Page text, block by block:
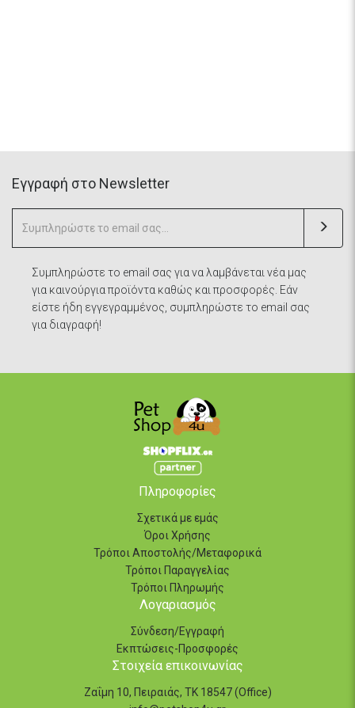
Eγγραφή στο Newsletter
Συμπληρώστε το email σας για να λαμβάνεται νέα μας
για καινούργια προϊόντα καθώς και προσφορές. Εάν
είστε ήδη εγγεγραμμένος, συμπληρώστε το email σας
για διαγραφή!
Πληροφορίες
Σχετικά με εμάς
Όροι Χρήσης
Τρόποι Αποστολής/Μεταφορικά
Τρόποι Παραγγελίας
Τρόποι Πληρωμής
Λογαριασμός
Σύνδεση/Εγγραφή
Εκπτώσεις-Προσφορές
Στοιχεία επικοινωνίας
Ζαΐμη 10, Πειραιάς, ΤΚ 18547 (Office)